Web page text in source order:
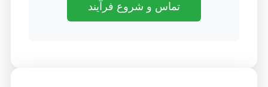
تماس و شروع فرآیند